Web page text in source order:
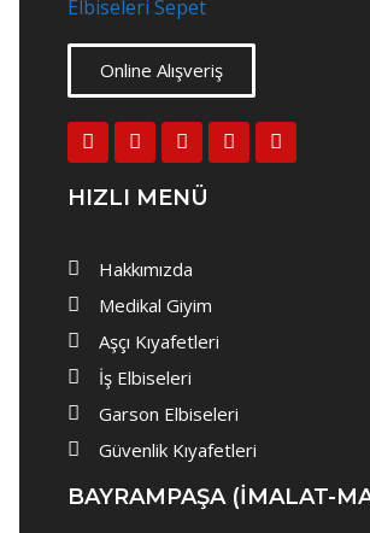
Medikal Terlik
Aşçı Kıyafetleri
Aşçı Pantolon
Aşçı Önlükleri
Aşçı Terliği
İş Elbiseleri
Bay İş Önlük
Online Alışveriş
HIZLI MENÜ
Hakkımızda
Medikal Giyim
Aşçı Kıyafetleri
İş Elbiseleri
Garson Elbiseleri
Güvenlik Kıyafetleri
BAYRAMPAŞA (IMALAT-